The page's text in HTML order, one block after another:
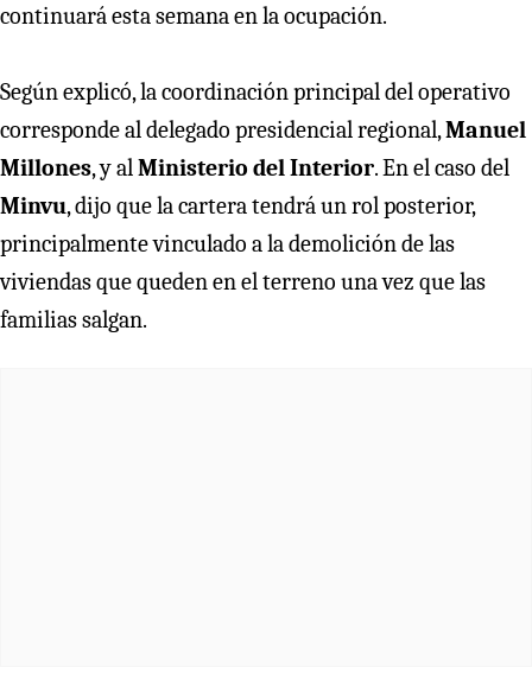
continuará esta semana en la ocupación.
Según explicó, la coordinación principal del operativo
corresponde al delegado presidencial regional,Manuel
Millones, y alMinisterio del Interior. En el caso del
Minvu, dijo que la cartera tendrá un rol posterior,
principalmente vinculado a la demolición de las
viviendas que queden en el terreno una vez que las
familias salgan.